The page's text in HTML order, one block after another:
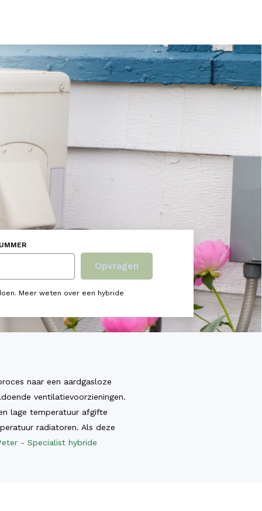
Opvragen
Meer weten over een hybride
naar een aardgasloze
ventilatievoorzieningen.
lage temperatuur afgifte
radiatoren. Als deze
- Specialist hybride